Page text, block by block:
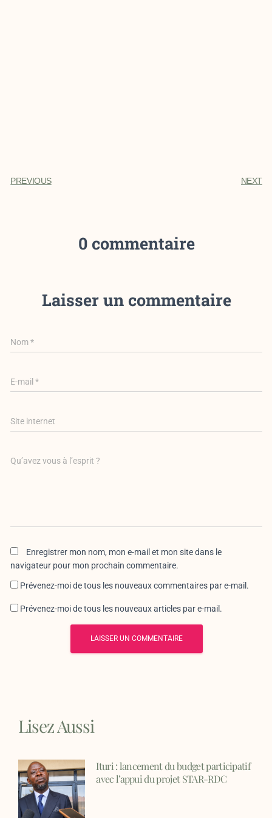
PREVIOUS NEXT
0 commentaire
Laisser un commentaire
Nom*
E-mail*
Site internet
Qu’avez vous à l’esprit ?
Enregistrer mon nom, mon e-mail et mon site dans le
navigateur pour mon prochain commentaire.
Prévenez-moi de tous les nouveaux commentaires par e-mail.
Prévenez-moi de tous les nouveaux articles par e-mail.
Lisez Aussi
Ituri : lancement du budget participatif
avec l’appui du projet STAR-RDC